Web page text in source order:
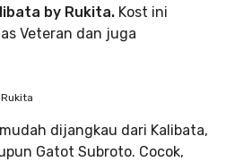
by Rukita. Kost ini
Veteran dan juga
dijangkau dari Kalibata,
Gatot Subroto. Cocok,